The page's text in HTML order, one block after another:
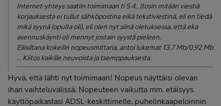
Internet-yhteys saatiin toimimaan ti 5.4., (tosin mitään viestiä
korjauksesta ei tullut sähköpostina eikä tekstiviestinä, eli en tiedä
mikä syynä lopulta oli), eli olen nyt siinä oletuksessa, että eka
asennuskäynti oli mennyt jostain syystä pieleen.
Eilisiltana kokeilin nopeusmittaria, antoi lukemat 13,7 Mb/0,92 Mb
... Kiitos kaikille neuvoista ja tsemppauksesta.
Hyvä, että lähti nyt toimimaan! Nopeus näyttäisi olevan
ihan vaihteluvälissä. Nopeuteen vaikutta mm. etäisyys
käyttöpaikastasi ADSL-keskittimelle, puhelinkaapeloinnin